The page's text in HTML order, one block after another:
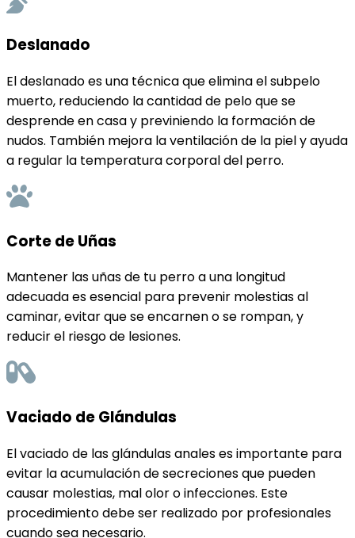
Deslanado
El deslanado es una técnica que elimina el subpelo
muerto, reduciendo la cantidad de pelo que se
desprende en casa y previniendo la formación de
nudos. También mejora la ventilación de la piel y ayuda
a regular la temperatura corporal del perro.
Corte de Uñas
Mantener las uñas de tu perro a una longitud
adecuada es esencial para prevenir molestias al
caminar, evitar que se encarnen o se rompan, y
reducir el riesgo de lesiones.
Vaciado de Glándulas
El vaciado de las glándulas anales es importante para
evitar la acumulación de secreciones que pueden
causar molestias, mal olor o infecciones. Este
procedimiento debe ser realizado por profesionales
cuando sea necesario.